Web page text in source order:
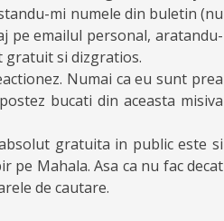
mi numele din buletin (nu
pe emailul personal, aratandu-
gratuit si dizgratios.
Numai ca eu sunt prea
bucati din aceasta misiva
gratuita in public este si
pe Mahala. Asa ca nu fac decat
de cautare.